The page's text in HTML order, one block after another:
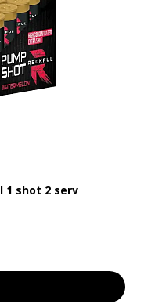
1 shot 2 serv